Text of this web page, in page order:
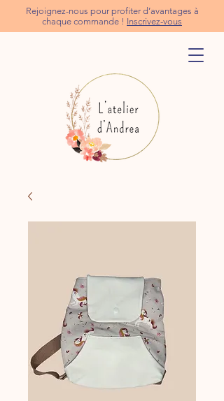
Rejoignez-nous pour profiter d’avantages à
chaque commande ! Inscrivez-vous